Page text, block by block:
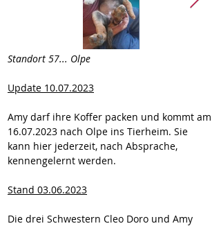
Standort 57... Olpe
Update 10.07.2023
Amy darf ihre Koffer packen und kommt am
16.07.2023 nach Olpe ins Tierheim. Sie
kann hier jederzeit, nach Absprache,
kennengelernt werden.
Stand 03.06.2023
Die drei Schwestern Cleo Doro und Amy